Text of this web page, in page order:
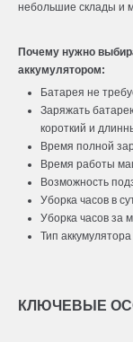
небольшие склады и
Почему нужно
аккумулятором:
Батарея не
Заряжать
короткий и
Время полной
Время работы
Возможность
Уборка часов в
Уборка часов за
Тип
КЛЮЧЕВЫЕ